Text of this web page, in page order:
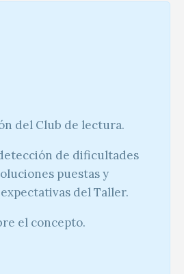
del Club de lectura.
de dificultades
puestas y
del Taller.
el concepto.